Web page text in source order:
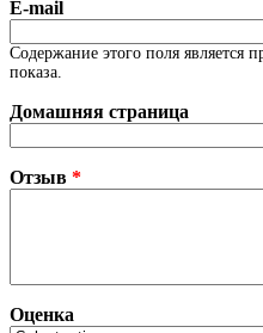
E-mail
Содержание этого поля является
показа.
Домашняя страница
Отзыв *
Оценка